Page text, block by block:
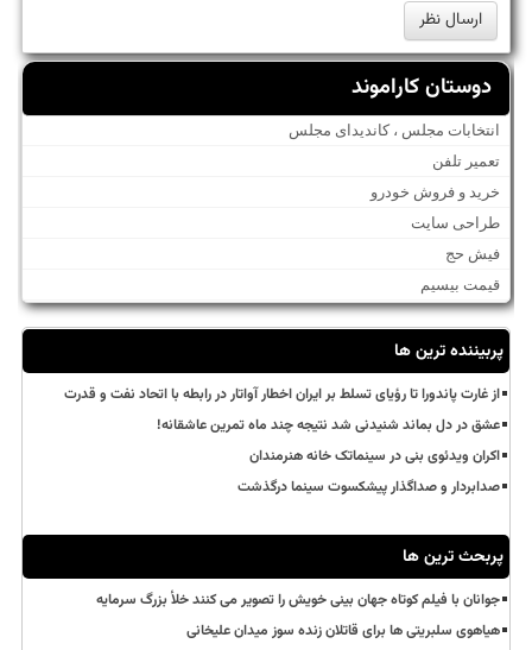
دوستان کاراموند
انتخابات مجلس ، کاندیدای مجلس
تعمیر تلفن
خرید و فروش خودرو
طراحی سایت
فیش حج
قیمت بیسیم
پربیننده ترین ها
از غارت پاندورا تا رؤیای تسلط بر ایران اخطار آواتار در رابطه با اتحاد نفت و قدرت
عشق در دل بماند شنیدنی شد نتیجه چند ماه تمرین عاشقانه!
اکران ویدئوی بنی در سینماتک خانه هنرمندان
صدابردار و صداگذار پیشکسوت سینما درگذشت
پربحث ترین ها
جوانان با فیلم کوتاه جهان بینی خویش را تصویر می کنند خلأ بزرگ سرمایه
هیاهوی سلبریتی ها برای قاتلان زنده سوز میدان علیخانی